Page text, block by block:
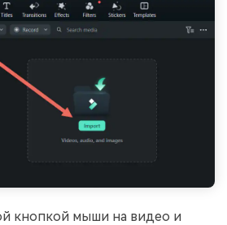
кнопкой мыши на видео и